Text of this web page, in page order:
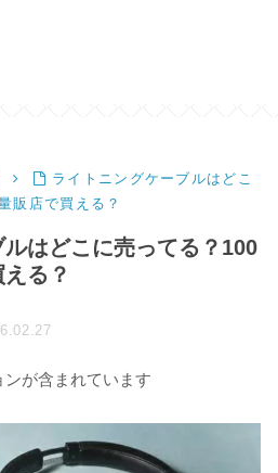
ライトニングケーブルはどこ
販店で買える？
はどこに売ってる？100
る？
が含まれています